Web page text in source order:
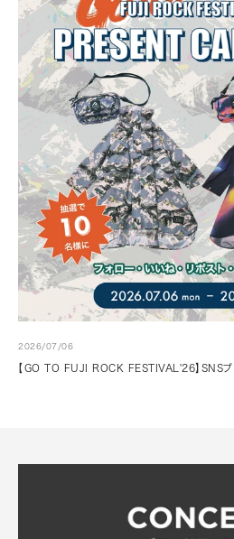
2026/07/06
【GO TO FUJI ROCK FESTIVAL'26】SNSプ